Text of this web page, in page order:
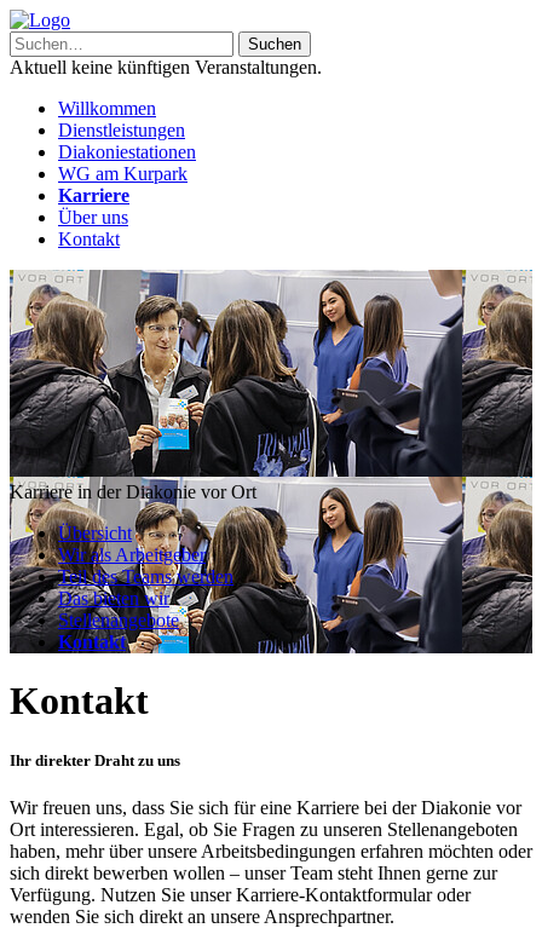
Aktuell keine künftigen Veranstaltungen.
Willkommen
Dienstleistungen
Diakoniestationen
WG am Kurpark
Karriere
Über uns
Kontakt
Karriere in der Diakonie vor Ort
Übersicht
Wir als Arbeitgeber
Teil des Teams werden
Das bieten wir
Stellenangebote
Kontakt
Kontakt
Ihr direkter Draht zu uns
Wir freuen uns, dass Sie sich für eine Karriere bei der Diakonie vor
Ort interessieren. Egal, ob Sie Fragen zu unseren Stellenangeboten
haben, mehr über unsere Arbeitsbedingungen erfahren möchten oder
sich direkt bewerben wollen – unser Team steht Ihnen gerne zur
Verfügung. Nutzen Sie unser Karriere-Kontaktformular oder
wenden Sie sich direkt an unsere Ansprechpartner.